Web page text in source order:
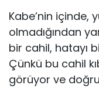
Kabe’nin içinde,
olmadığından
bir cahil, hatayı
Çünkü bu cahil
görüyor ve